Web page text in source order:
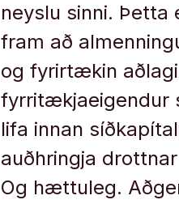
neyslu sinni. Þetta
fram að
og fyrirtækin
fyrritækjaeigendur
lifa innan
auðhringja
Og hættuleg.